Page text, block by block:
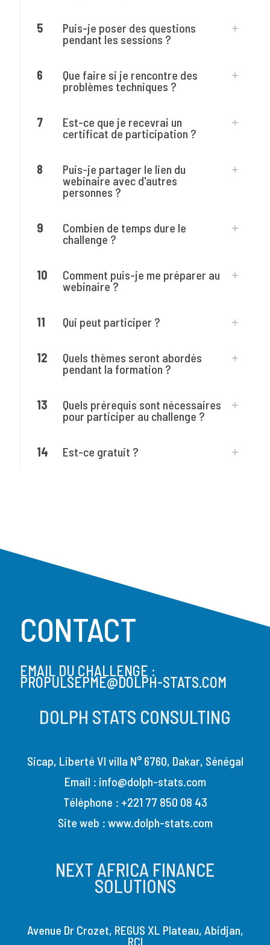
5 Puis-je poser des questions
pendant les sessions ?
6 Que faire si je rencontre des
problèmes techniques ?
7 Est-ce que je recevrai un
certificat de participation ?
8 Puis-je partager le lien du
webinaire avec d'autres
personnes ?
9 Combien de temps dure le
challenge ?
10 Comment puis-je me préparer au
webinaire ?
11 Qui peut participer ?
12 Quels thèmes seront abordés
pendant la formation ?
13 Quels prérequis sont nécessaires
pour participer au challenge ?
14 Est-ce gratuit ?
CONTACT
EMAIL DU CHALLENGE :
PROPULSEPME@DOLPH-STATS.COM
DOLPH STATS CONSULTING
Sicap, Liberté VI villa N° 6760, Dakar, Sénégal
Email : info@dolph-stats.com
Téléphone : +221 77 850 08 43
Site web : www.dolph-stats.com
NEXT AFRICA FINANCE
SOLUTIONS
Avenue Dr Crozet, REGUS XL Plateau, Abidjan,
RCI